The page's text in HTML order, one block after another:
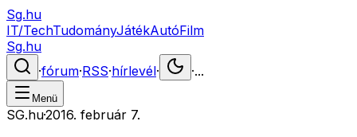
Sg.hu
IT/TechTudományJátékAutóFilm
Sg.hu
·fórum·RSS·hírlevél· ·...
Menü
SG.hu·2016. február 7.